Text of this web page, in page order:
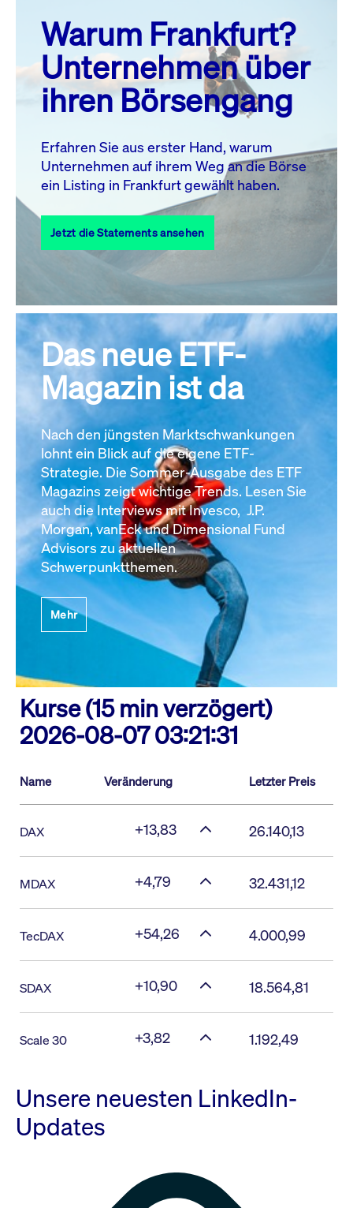
MO. DI. MI. DO. FR. SA. SO.
1
2
3
4 5 6 7 8
10 11 13 14
17
18 19 20 21 22
23
27 28
31
Alle Events
Warum Frankfurt?
Unternehmen über
ihren Börsengang
Erfahren Sie aus erster Hand, warum
Unternehmen auf ihrem Weg an die Börse
ein Listing in Frankfurt gewählt haben.
Jetzt die Statements ansehen
Das neue ETF-
Magazin ist da
Nach den jüngsten Marktschwankungen
lohnt ein Blick auf die eigene ETF-
Strategie. Die Sommer-Ausgabe des ETF
Magazins zeigt wichtige Trends. Lesen Sie
auch die Interviews mit Invesco, J.P.
Morgan, vanEck und Dimensional Fund
Advisors zu aktuellen
Schwerpunktthemen.
Mehr
Kurse (15 min verzögert)
2026-08-07 03:21:31
Name Veränderung Letzter Preis
DAX +13,83 26.140,13
MDAX +4,79 32.431,12
TecDAX +54,26 4.000,99
SDAX +10,90 18.564,81
Scale 30 +3,82 1.192,49
Unsere neuesten LinkedIn-
Updates